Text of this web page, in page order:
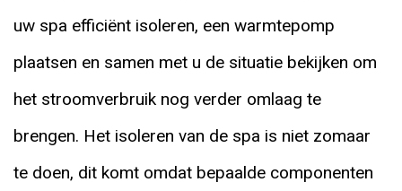
uw spa efficiënt isoleren, een warmtepomp
plaatsen en samen met u de situatie bekijken om
het stroomverbruik nog verder omlaag te
brengen. Het isoleren van de spa is niet zomaar
te doen, dit komt omdat bepaalde componenten